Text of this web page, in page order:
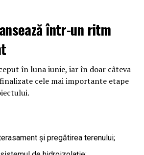
într-un ritm
în luna iunie, iar în doar câteva
cele mai importante etape
și pregătirea terenului;